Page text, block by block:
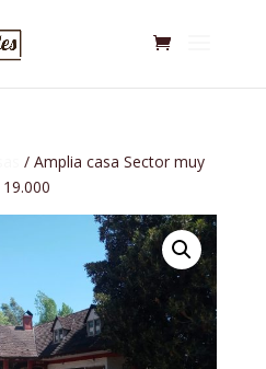
/ Amplia casa Sector muy